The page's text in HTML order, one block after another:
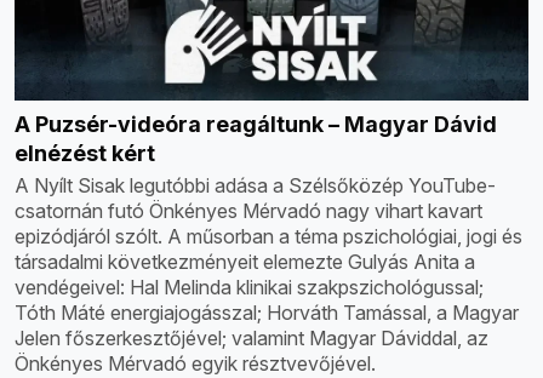
A Puzsér-videóra reagáltunk – Magyar Dávid
elnézést kért
A Nyílt Sisak legutóbbi adása a Szélsőközép YouTube-
csatornán futó Önkényes Mérvadó nagy vihart kavart
epizódjáról szólt. A műsorban a téma pszichológiai, jogi és
társadalmi következményeit elemezte Gulyás Anita a
vendégeivel: Hal Melinda klinikai szakpszichológussal;
Tóth Máté energiajogásszal; Horváth Tamással, a Magyar
Jelen főszerkesztőjével; valamint Magyar Dáviddal, az
Önkényes Mérvadó egyik résztvevőjével.